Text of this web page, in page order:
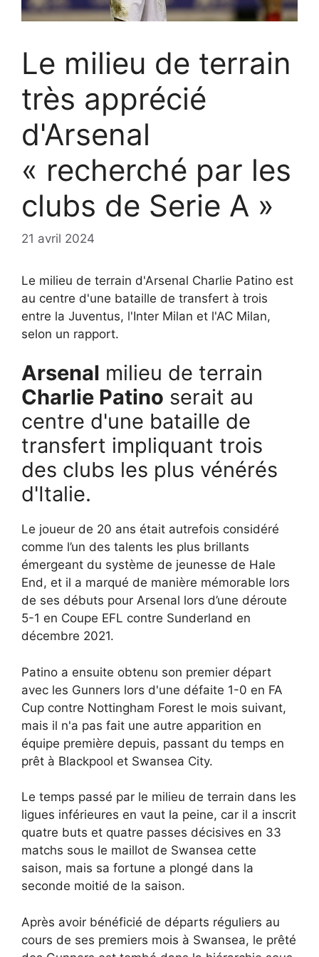
Le milieu de terrain
très apprécié
d'Arsenal
« recherché par les
clubs de Serie A »
21 avril 2024
Le milieu de terrain d'Arsenal Charlie Patino est
au centre d'une bataille de transfert à trois
entre la Juventus, l'Inter Milan et l'AC Milan,
selon un rapport.
Arsenal milieu de terrain
Charlie Patino serait au
centre d'une bataille de
transfert impliquant trois
des clubs les plus vénérés
d'Italie.
Le joueur de 20 ans était autrefois considéré
comme l’un des talents les plus brillants
émergeant du système de jeunesse de Hale
End, et il a marqué de manière mémorable lors
de ses débuts pour Arsenal lors d’une déroute
5-1 en Coupe EFL contre Sunderland en
décembre 2021.
Patino a ensuite obtenu son premier départ
avec les Gunners lors d'une défaite 1-0 en FA
Cup contre Nottingham Forest le mois suivant,
mais il n'a pas fait une autre apparition en
équipe première depuis, passant du temps en
prêt à Blackpool et Swansea City.
Le temps passé par le milieu de terrain dans les
ligues inférieures en vaut la peine, car il a inscrit
quatre buts et quatre passes décisives en 33
matchs sous le maillot de Swansea cette
saison, mais sa fortune a plongé dans la
seconde moitié de la saison.
Après avoir bénéficié de départs réguliers au
cours de ses premiers mois à Swansea, le prêté